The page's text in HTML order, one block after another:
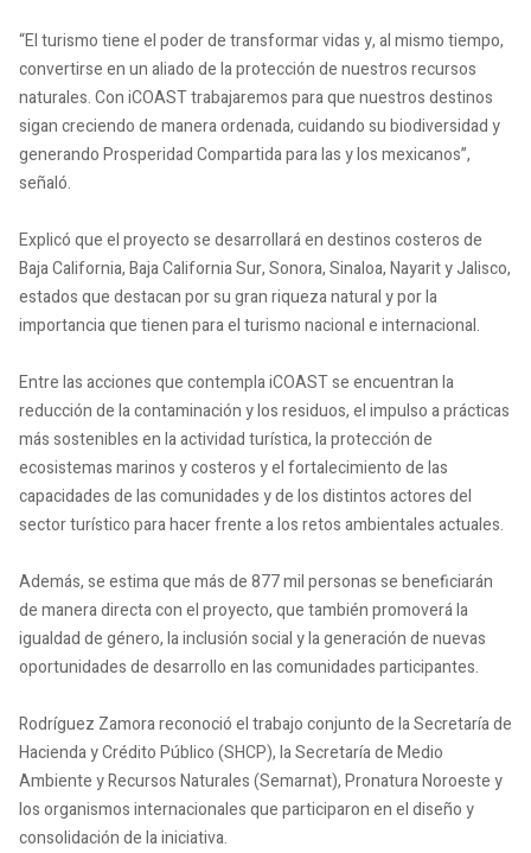
“El turismo tiene el poder de transformar vidas y, al mismo tiempo,
convertirse en un aliado de la protección de nuestros recursos
naturales. Con iCOAST trabajaremos para que nuestros destinos
sigan creciendo de manera ordenada, cuidando su biodiversidad y
generando Prosperidad Compartida para las y los mexicanos”,
señaló.
Explicó que el proyecto se desarrollará en destinos costeros de
Baja California, Baja California Sur, Sonora, Sinaloa, Nayarit y Jalisco,
estados que destacan por su gran riqueza natural y por la
importancia que tienen para el turismo nacional e internacional.
Entre las acciones que contempla iCOAST se encuentran la
reducción de la contaminación y los residuos, el impulso a prácticas
más sostenibles en la actividad turística, la protección de
ecosistemas marinos y costeros y el fortalecimiento de las
capacidades de las comunidades y de los distintos actores del
sector turístico para hacer frente a los retos ambientales actuales.
Además, se estima que más de 877 mil personas se beneficiarán
de manera directa con el proyecto, que también promoverá la
igualdad de género, la inclusión social y la generación de nuevas
oportunidades de desarrollo en las comunidades participantes.
Rodríguez Zamora reconoció el trabajo conjunto de la Secretaría de
Hacienda y Crédito Público (SHCP), la Secretaría de Medio
Ambiente y Recursos Naturales (Semarnat), Pronatura Noroeste y
los organismos internacionales que participaron en el diseño y
consolidación de la iniciativa.